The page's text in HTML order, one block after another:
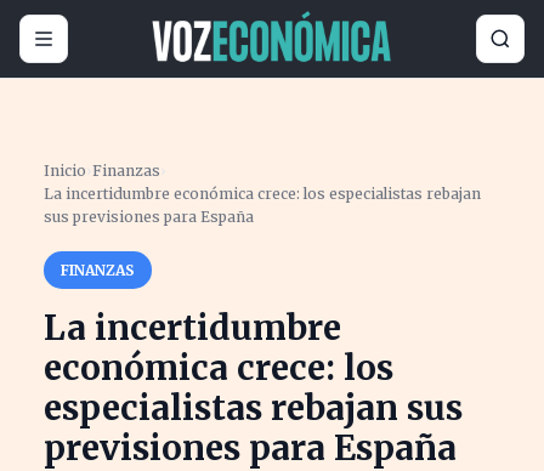
Inicio ›Finanzas ›
La incertidumbre económica crece: los especialistas rebajan
sus previsiones para España
FINANZAS
La incertidumbre
económica crece: los
especialistas rebajan sus
previsiones para España